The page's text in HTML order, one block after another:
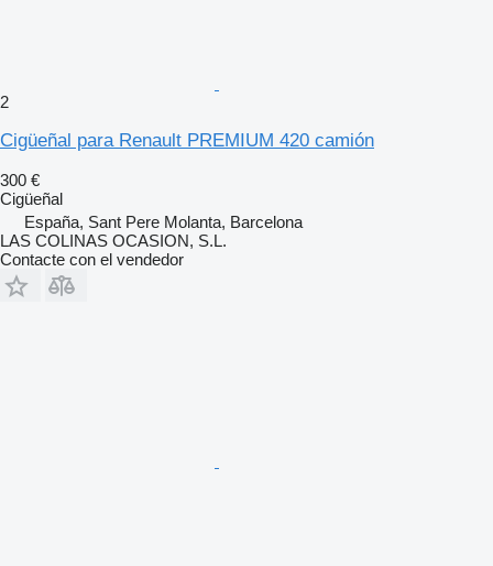
2
Cigüeñal para Renault PREMIUM 420 camión
300 €
Cigüeñal
España, Sant Pere Molanta, Barcelona
LAS COLINAS OCASION, S.L.
Contacte con el vendedor